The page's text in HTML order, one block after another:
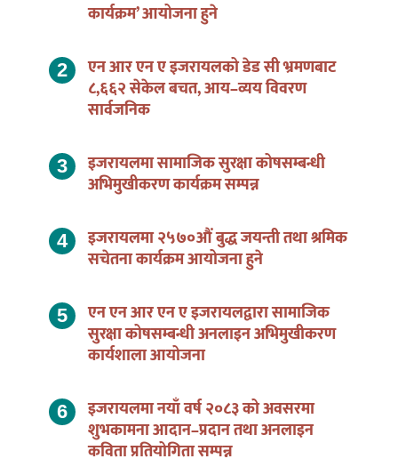
कार्यक्रम’ आयोजना हुने
एन आर एन ए इजरायलको डेड सी भ्रमणबाट
८,६६२ सेकेल बचत, आय–व्यय विवरण
सार्वजनिक
इजरायलमा सामाजिक सुरक्षा कोषसम्बन्धी
अभिमुखीकरण कार्यक्रम सम्पन्न
इजरायलमा २५७०औं बुद्ध जयन्ती तथा श्रमिक
सचेतना कार्यक्रम आयोजना हुने
एन एन आर एन ए इजरायलद्वारा सामाजिक
सुरक्षा कोषसम्बन्धी अनलाइन अभिमुखीकरण
कार्यशाला आयोजना
इजरायलमा नयाँ वर्ष २०८३ को अवसरमा
शुभकामना आदान–प्रदान तथा अनलाइन
कविता प्रतियोगिता सम्पन्न